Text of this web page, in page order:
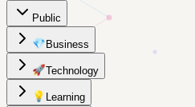
Public
💎 Business
🚀Technology
💡 Learning